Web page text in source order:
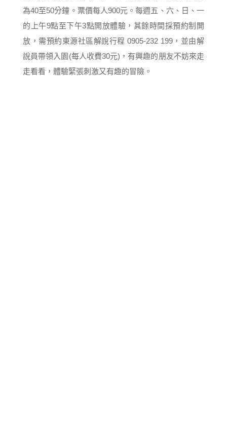
為40至50分鐘。票價每人900元。每週五、六、日、一
的上午9點至下午3點開放體驗，其餘時間採預約制開
放，需預約東源社區解說行程 0905-232 199，並由解
說員帶領入園(每人收費30元)，有興趣的朋友不妨來走
走看看，體驗緊張刺激又有趣的冒險。